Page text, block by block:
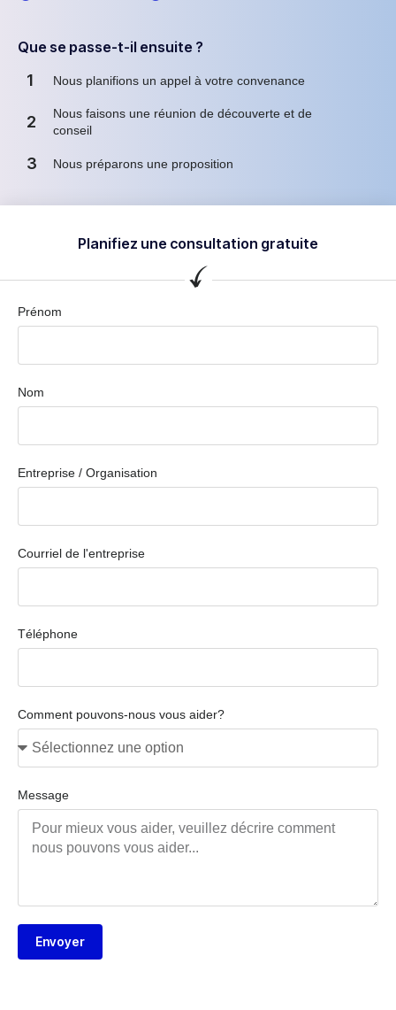
Que se passe-t-il ensuite ?
1 Nous planifions un appel à votre convenance
2
Nous faisons une réunion de découverte et de
conseil
3 Nous préparons une proposition
Planifiez une consultation gratuite
Prénom
Nom
Entreprise / Organisation
Courriel de l'entreprise
Téléphone
Comment pouvons-nous vous aider?
Message
Envoyer